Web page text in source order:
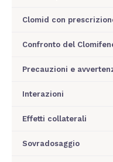
Clomid con
Confronto del
Precauzioni e
Interazioni
Effetti collaterali
Sovradosaggio